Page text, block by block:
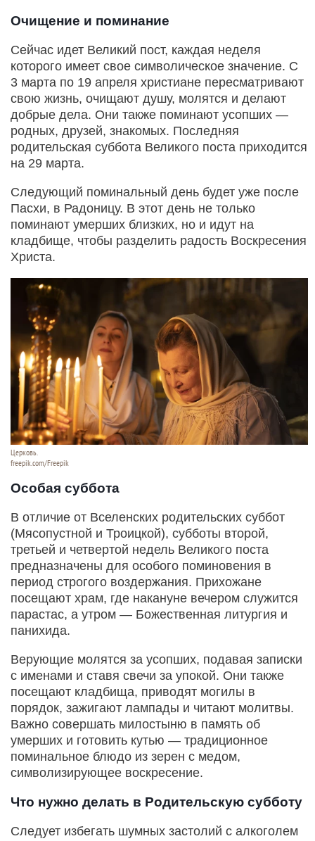
Очищение и поминание
Сейчас идет Великий пост, каждая неделя
которого имеет свое символическое значение. С
3 марта по 19 апреля христиане пересматривают
свою жизнь, очищают душу, молятся и делают
добрые дела. Они также поминают усопших —
родных, друзей, знакомых. Последняя
родительская суббота Великого поста приходится
на 29 марта.
Следующий поминальный день будет уже после
Пасхи, в Радоницу. В этот день не только
поминают умерших близких, но и идут на
кладбище, чтобы разделить радость Воскресения
Христа.
Церковь.
freepik.com/Freepik
Особая суббота
В отличие от Вселенских родительских суббот
(Мясопустной и Троицкой), субботы второй,
третьей и четвертой недель Великого поста
предназначены для особого поминовения в
период строгого воздержания. Прихожане
посещают храм, где накануне вечером служится
парастас, а утром — Божественная литургия и
панихида.
Верующие молятся за усопших, подавая записки
с именами и ставя свечи за упокой. Они также
посещают кладбища, приводят могилы в
порядок, зажигают лампады и читают молитвы.
Важно совершать милостыню в память об
умерших и готовить кутью — традиционное
поминальное блюдо из зерен с медом,
символизирующее воскресение.
Что нужно делать в Родительскую субботу
Следует избегать шумных застолий с алкоголем